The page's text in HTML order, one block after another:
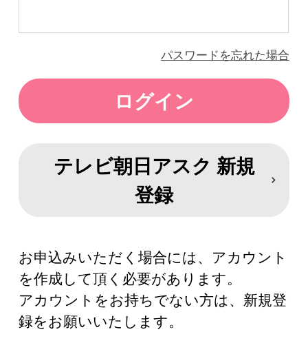
パスワードを忘れた場合
テレビ朝日アスク 新規
登録
お申込みいただく場合には、アカウント
を作成して頂く必要があります。
アカウントをお持ちでない方は、新規登
録をお願いいたします。